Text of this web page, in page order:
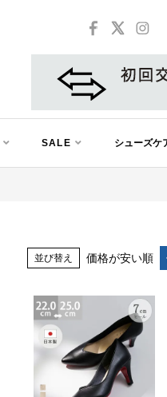
SALE シューズケ
並び替え 価格が安い順